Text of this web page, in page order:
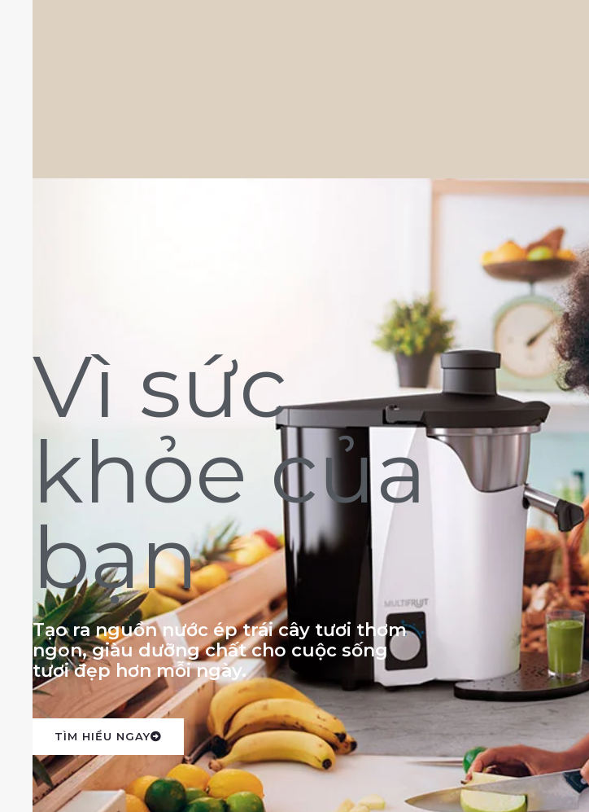
Vì sức
khỏe của
bạn
Tạo ra nguồn nước ép trái cây tươi thơm
ngon, giàu dưỡng chất cho cuộc sống
tươi đẹp hơn mỗi ngày.
TÌM HIỂU NGAY